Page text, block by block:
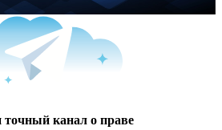
канал о праве